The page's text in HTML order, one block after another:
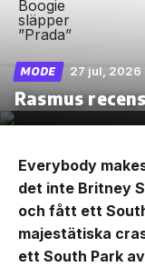
MODE 27 jul, 2026
Rasmus
Everybody
det inte Britney
och fått ett
majestätiska
ett South Park